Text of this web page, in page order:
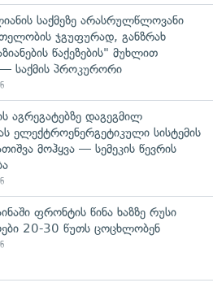
საქმეზე არასრულწლოვანი
ჯგუფურად, განზრახ
წაქეზების" მუხლით
— საქმის პროკურორი
აგრეგატებზე დაგეგმილ
ელექტროენერგეტიკული სისტემის
მოჰყვა — სემეკის წევრის
ფრონტის წინა ხაზზე რუსი
20-30 წუთს ცოცხლობენ